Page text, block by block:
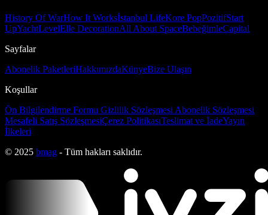
History Of WarHow It Worksİstanbul LifeKore PopPozitifStart
UpYachtLevelElle DecorationAll About SpaceBebeğimleCapital
Sayfalar
Abonelik PaketleriHakkımızdaKünyeBize Ulaşın
Koşullar
Ön Bilgilendirme Formu Gizlilik Sözleşmesi Abonelik Sözleşmesi
Mesafeli Satış SözleşmesiÇerez PolitikasıTeslimat ve İadeYayın
İlkeleri
© 2025 bmag - Tüm hakları saklıdır.